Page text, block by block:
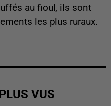
au fioul, ils sont
les plus ruraux.
VUS